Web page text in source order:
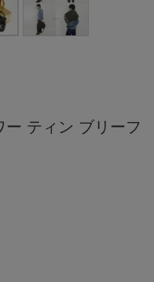
ー ティン ブリーフ